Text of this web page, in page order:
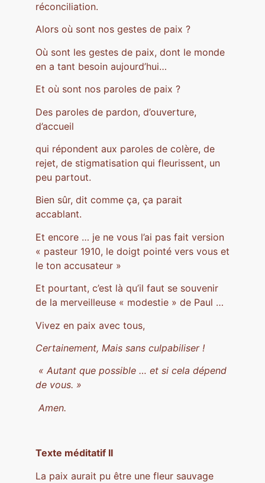
réconciliation.
Alors où sont nos gestes de paix ?
Où sont les gestes de paix, dont le monde
en a tant besoin aujourd’hui…
Et où sont nos paroles de paix ?
Des paroles de pardon, d’ouverture,
d’accueil
qui répondent aux paroles de colère, de
rejet, de stigmatisation qui fleurissent, un
peu partout.
Bien sûr, dit comme ça, ça parait
accablant.
Et encore … je ne vous l’ai pas fait version
« pasteur 1910, le doigt pointé vers vous et
le ton accusateur »
Et pourtant, c’est là qu’il faut se souvenir
de la merveilleuse « modestie » de Paul …
Vivez en paix avec tous,
Certainement, Mais sans culpabiliser !
« Autant que possible … et si cela dépend
de vous. »
Amen.
Texte méditatif II
La paix aurait pu être une fleur sauvage